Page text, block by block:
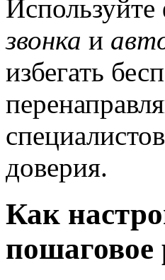
звонка и
избегать
доверия.
Как
пошаговое